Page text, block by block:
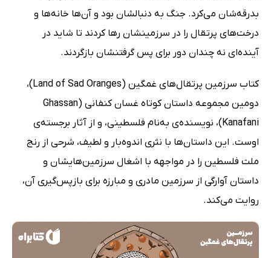
بدرقه‌شان می‌کرد. جنگ به دنبالشان بود و آن‌ها خانه‌ها و
درخت‌های پرتقال را در سرزمینشان رها کردند تا شاید در
آینده‌ای نه چندان دور برای پس گرفتنشان بازگردند.
کتاب سرزمین پرتقال‌های غمگین (Land of Sad Oranges)،
دومین مجموعه داستان کوتاه غسان کنفانی (Ghassan
Kanafani)، نویسنده‌ی به‌نام فلسطینی، و از آثار برجسته‌ی
اوست. این داستان‌ها با نثری اندوه‌بار و لطیف، شرحی از رنج
ملت فلسطین را در مواجهه با اشغال سرزمین‌هایشان و
داستان آوارگی از سرزمین مادری و مبارزه برای بازپس‌گیری آن،
روایت می‌کند.